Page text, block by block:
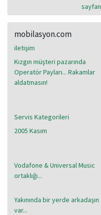
mobilasyon.com
iletişim
Kızgın müşteri pazarında
Operatör Payları... Rakamlar
aldatmasın!
Servis Kategorileri
2005 Kasım
Vodafone & Universal Music
ortaklığı...
Yakınında bir yerde arkadaşın
var...